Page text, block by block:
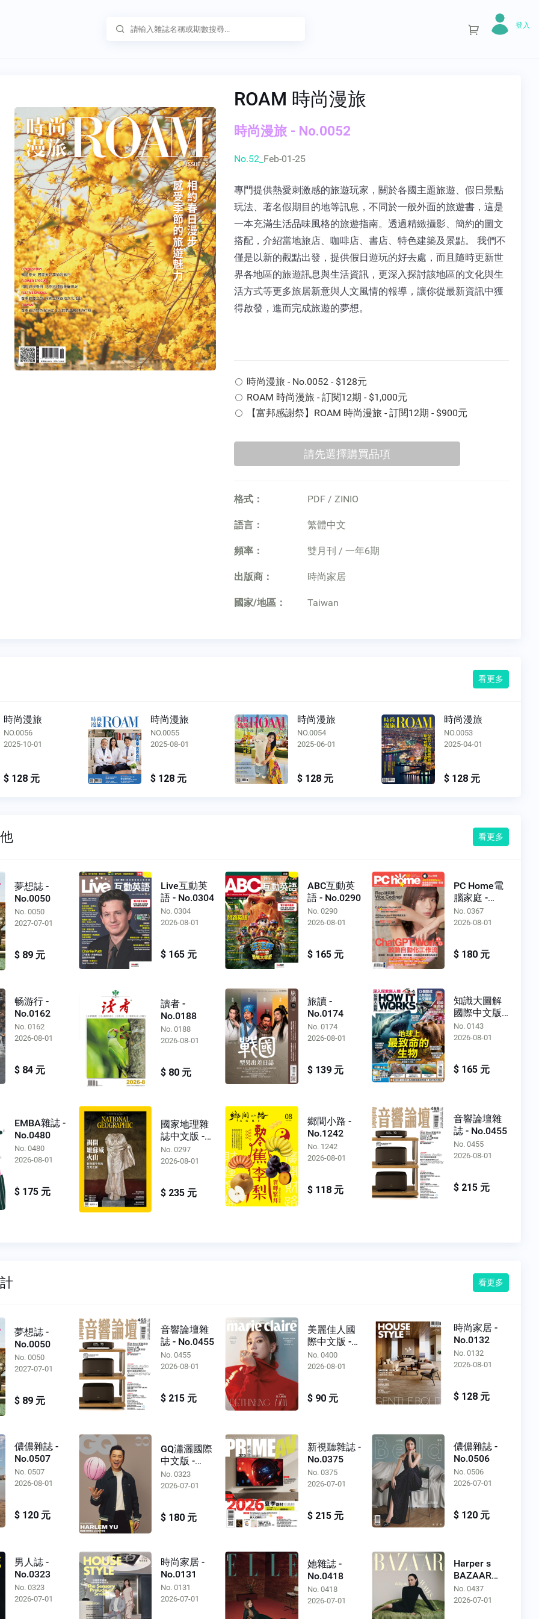
登入
ROAM 時尚漫旅
時尚漫旅 - No.0052
No.52_ Feb-01-25
專門提供熱愛刺激感的旅遊玩家，關於各國主題旅遊、假日景點
玩法、著名假期目的地等訊息，不同於一般外面的旅遊書，這是
一本充滿生活品味風格的旅遊指南。透過精緻攝影、簡約的圖文
搭配，介紹當地旅店、咖啡店、書店、特色建築及景點。 我們不
僅是以新的觀點出發，提供假日遊玩的好去處，而且隨時更新世
界各地區的旅遊訊息與生活資訊，更深入探討該地區的文化與生
活方式等更多旅居新意與人文風情的報導，讓你從最新資訊中獲
得啟發，進而完成旅遊的夢想。
時尚漫旅 - No.0052 - $128元
ROAM 時尚漫旅 - 訂閱12期 - $1,000元
【富邦感謝祭】ROAM 時尚漫旅 - 訂閱12期 - $900元
格式： PDF / ZINIO
語言： 繁體中文
頻率： 雙月刊 / 一年6期
出版商： 時尚家居
國家/地區： Taiwan
看更多
時尚漫旅
NO.0055
2025-08-01
$ 128 元
時尚漫旅
NO.0054
2025-06-01
$ 128 元
時尚漫旅
NO.0053
2025-04-01
$ 128 元
時尚漫旅
NO.0051
2024-12-01
$ 128 元
看更多
夢想誌 -
No.0050
No. 0050
2027-07-01
$ 89 元
Live互動英
語 - No.0304
No. 0304
2026-08-01
$ 165 元
ABC互動英
語 - No.0290
No. 0290
2026-08-01
$ 165 元
PC Home電
腦家庭 -
No.0367
No. 0367
2026-08-01
$ 180 元
畅游行 -
No.0162
No. 0162
2026-08-01
$ 84 元
讀者 -
No.0188
No. 0188
2026-08-01
$ 80 元
旅讀 -
No.0174
No. 0174
2026-08-01
$ 139 元
知識大圖解
國際中文版 -
No.0143
No. 0143
2026-08-01
$ 165 元
EMBA雜誌 -
No.0480
No. 0480
2026-08-01
$ 175 元
國家地理雜
誌中文版 -
No.0297
No. 0297
2026-08-01
$ 235 元
鄉間小路 -
No.1242
No. 1242
2026-08-01
$ 118 元
音響論壇雜
誌 - No.0455
No. 0455
2026-08-01
$ 215 元
看更多
夢想誌 -
No.0050
No. 0050
2027-07-01
$ 89 元
音響論壇雜
誌 - No.0455
No. 0455
2026-08-01
$ 215 元
美麗佳人國
際中文版 -
No.0400
No. 0400
2026-08-01
$ 90 元
時尚家居 -
No.0132
No. 0132
2026-08-01
$ 128 元
儂儂雜誌 -
No.0507
No. 0507
2026-08-01
$ 120 元
GQ瀟灑國際
中文版 -
No.0323
No. 0323
2026-07-01
$ 180 元
新視聽雜誌 -
No.0375
No. 0375
2026-07-01
$ 215 元
儂儂雜誌 -
No.0506
No. 0506
2026-07-01
$ 120 元
男人誌 -
No.0323
No. 0323
2026-07-01
時尚家居 -
No.0131
No. 0131
2026-07-01
她雜誌 -
No.0418
No. 0418
2026-07-01
Harper s
BAZAAR
Taiwan -
No.0437
No. 0437
2026-07-01